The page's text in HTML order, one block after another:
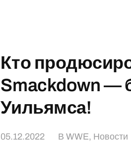
Кто
Smackdown —
Уильямса!
05.12.2022 ВWWE, Новости